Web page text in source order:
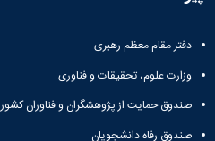
معاونت
تکمیلی
کمیته
منتخب
هیات
نامه
سمینارها
و
پایان
نامه
صنایع
گروه
کامپیوتر
پژوهش
های
مهندسی
کامپیوتر
دفتر مقام معظم رهبری
وزارت علوم، تحقیقات و فناوری
صندوق حمایت از پژوهشگران و فناوران کشور
صندوق رفاه دانشجویان